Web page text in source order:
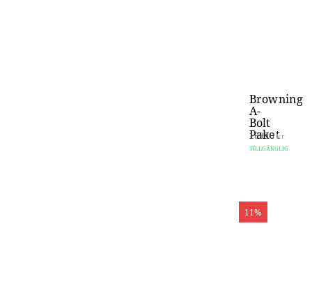
Browning
A-
Bolt
Paket
16990kr
TILLGÄNGLIG
11%